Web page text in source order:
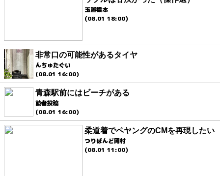
玉置標本
(08.01 18:00)
非常口の可能性があるタイヤ
んちゅたぐい
(08.01 16:00)
青森駅前にはビーチがある
読者投稿
(08.01 16:00)
柔道着でペヤングのCMを再現したい
つりばんど岡村
(08.01 11:00)